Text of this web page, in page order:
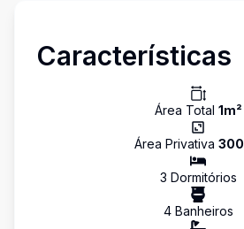
Características
Área Total 1m²
Área Privativa 300
3 Dormitórios
4Banheiros